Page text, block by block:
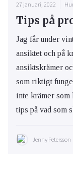
27 januari, 2022
Tips på
Jag får under
ansiktet och på
ansiktskrämer
som riktigt
inte krämer som
tips på vad som
Jenny Petersson